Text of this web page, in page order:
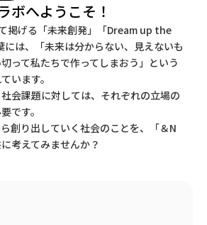
ボへようこそ！
掲げる「未来創発」「Dream up the
は、「未来は分からない、見えないも
って私たちで作ってしまおう」という
います。
会課題に対しては、それぞれの立場の
です。
創り出していく社会のことを、「＆N
考えてみませんか？